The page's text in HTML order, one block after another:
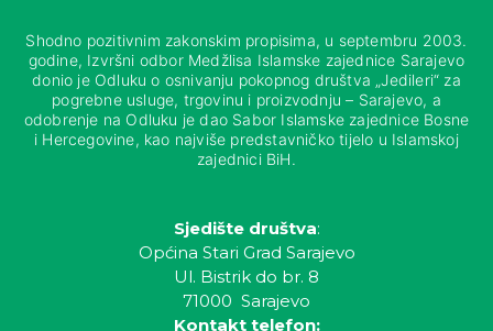
Shodno pozitivnim zakonskim propisima, u septembru 2003.
godine, Izvršni odbor Medžlisa Islamske zajednice Sarajevo
donio je Odluku o osnivanju pokopnog društva „Jedileri“ za
pogrebne usluge, trgovinu i proizvodnju – Sarajevo, a
odobrenje na Odluku je dao Sabor Islamske zajednice Bosne
i Hercegovine, kao najviše predstavničko tijelo u Islamskoj
zajednici BiH.
Sjedište društva:
Općina Stari Grad Sarajevo
Ul. Bistrik do br. 8
71000 Sarajevo
Kontakt telefon: